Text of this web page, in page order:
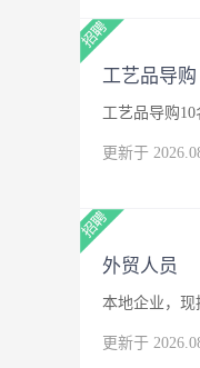
工艺品导购
工艺品导购
更新于
外贸人员
本地企业，现
更新于